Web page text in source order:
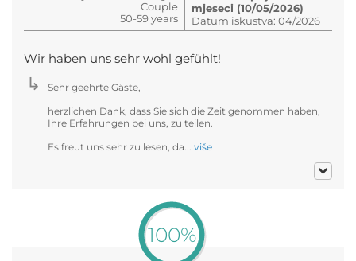
Couple
50-59 years
mjeseci (10/05/2026)
Datum iskustva: 04/2026
Wir haben uns sehr wohl gefühlt!
Sehr geehrte Gäste,
herzlichen Dank, dass Sie sich die Zeit genommen haben,
Ihre Erfahrungen bei uns, zu teilen.
Es freut uns sehr zu lesen, da... više
100%